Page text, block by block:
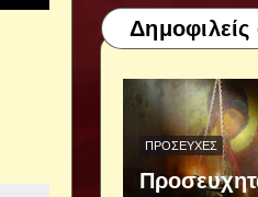
Δημοφιλείς
ΠΡΟΣΕΥΧΈΣ